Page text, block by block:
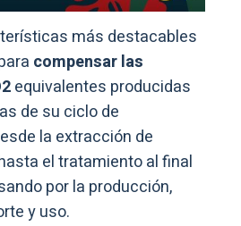
más destacables
compensar las
equivalentes producidas
de su ciclo de
la extracción de
el tratamiento al final
por la producción,
y uso.